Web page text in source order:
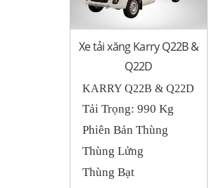
Xe tải xăng Karry Q22B &
Q22D
KARRY Q22B & Q22D
Tải Trọng: 990 Kg
Phiên Bản Thùng
Thùng Lửng
Thùng Bạt